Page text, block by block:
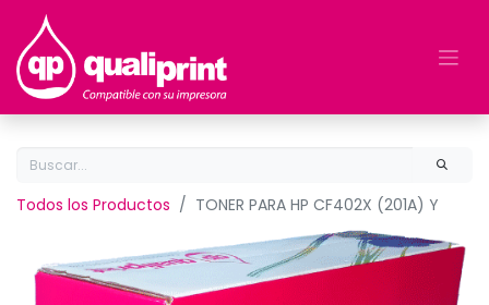
Todos los Productos TONER PARA HP CF402X (201A) Y